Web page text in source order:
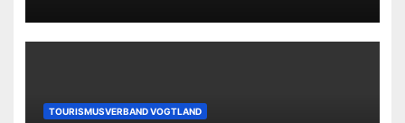
TOURISMUSVERBAND VOGTLAND